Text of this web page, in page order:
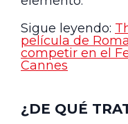
Sigue leyendo:
película de
competir en el
Cannes
¿DE QUÉ